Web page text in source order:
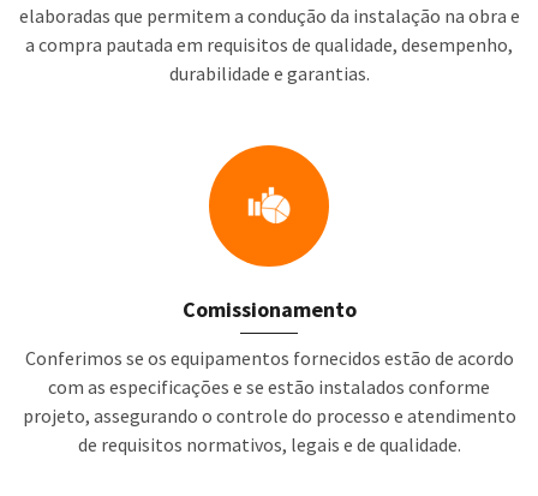
elaboradas que permitem a condução da instalação na obra e
a compra pautada em requisitos de qualidade, desempenho,
durabilidade e garantias.
Comissionamento
Conferimos se os equipamentos fornecidos estão de acordo
com as especificações e se estão instalados conforme
projeto, assegurando o controle do processo e atendimento
de requisitos normativos, legais e de qualidade.